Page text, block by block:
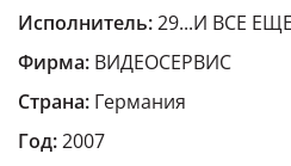
Исполнитель:29...И ВСЕ
Фирма: ВИДЕОСЕРВИС
Страна: Германия
Год:2007